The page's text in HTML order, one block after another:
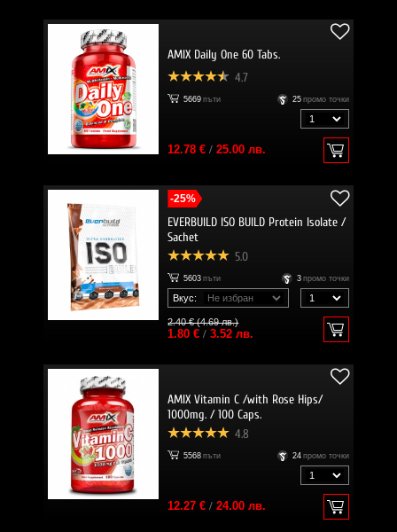
AMIX Daily One 60 Tabs.
4.7
5669 пъти 25 промо точки
12.78 €/ 25.00 лв.
-25%
EVERBUILD ISO BUILD Protein Isolate /
Sachet
5.0
5603 пъти 3 промо точки
Вкус:
2.40 € (4.69 лв.)
1.80 €/ 3.52 лв.
AMIX Vitamin C /with Rose Hips/
1000mg. / 100 Caps.
4.8
5568 пъти 24 промо точки
12.27 €/ 24.00 лв.